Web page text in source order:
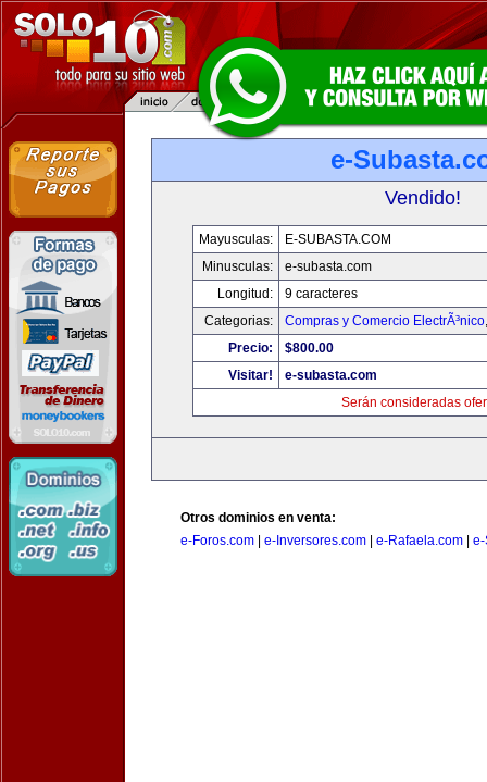
e-
Vendido!
Mayusculas:
E-SUBASTA.COM
Minusculas:
e-subasta.com
Longitud:
9 caracteres
Categorias:
Compras y Comercio ElectrÃ³nico
Precio:
$800.00
Visitar!
e-subasta.com
Serán consideradas
Otros dominios en venta:
e-Foros.com
e-Inversores.com e-Rafaela.com e-